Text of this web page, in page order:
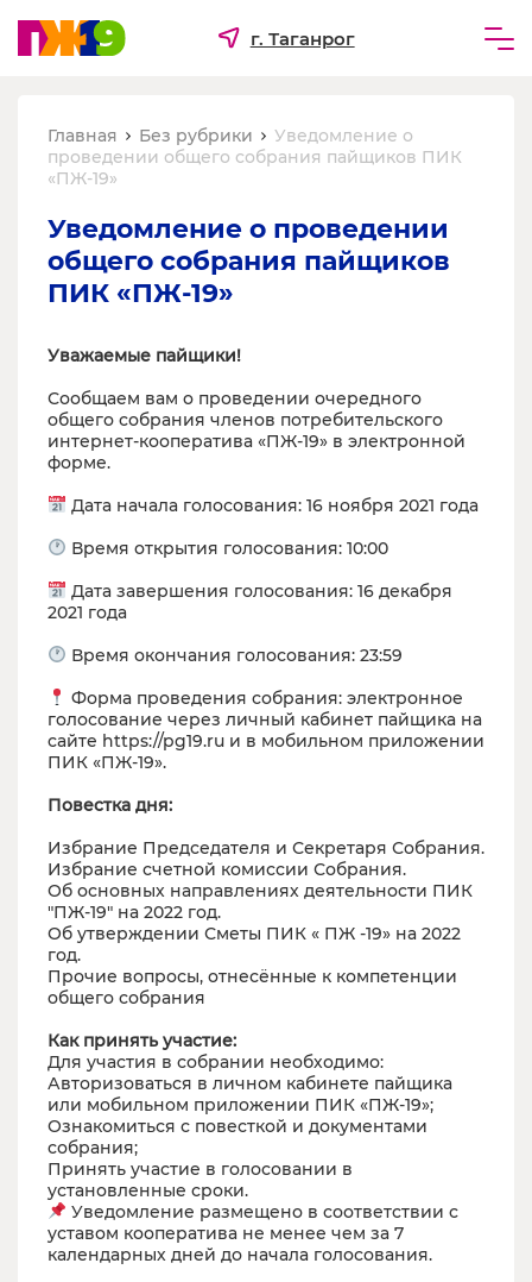
г. Таганрог
Бизнесу
О компании
Главная Без рубрики
Уведомление о
проведении общего собрания пайщиков ПИК
«ПЖ-19»
Уведомление о проведении
общего собрания пайщиков
ПИК «ПЖ-19»
Уважаемые пайщики!
Сообщаем вам о проведении очередного
общего собрания членов потребительского
интернет-кооператива «ПЖ-19» в электронной
форме.
Дата начала голосования: 16 ноября 2021 года
Время открытия голосования: 10:00
Дата завершения голосования: 16 декабря
2021 года
Время окончания голосования: 23:59
Форма проведения собрания: электронное
голосование через личный кабинет пайщика на
сайте https://pg19.ru и в мобильном приложении
ПИК «ПЖ-19».
Повестка дня:
Избрание Председателя и Секретаря Собрания.
Избрание счетной комиссии Собрания.
Об основных направлениях деятельности ПИК
"ПЖ-19" на 2022 год.
Об утверждении Сметы ПИК « ПЖ -19» на 2022
год.
Прочие вопросы, отнесённые к компетенции
общего собрания
Как принять участие:
Для участия в собрании необходимо:
Авторизоваться в личном кабинете пайщика
или мобильном приложении ПИК «ПЖ-19»;
Ознакомиться с повесткой и документами
собрания;
Принять участие в голосовании в
установленные сроки.
Уведомление размещено в соответствии с
уставом кооператива не менее чем за 7
календарных дней до начала голосования.